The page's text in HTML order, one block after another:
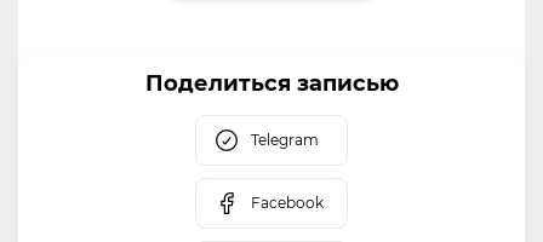
Поделиться записью
Telegram
Facebook